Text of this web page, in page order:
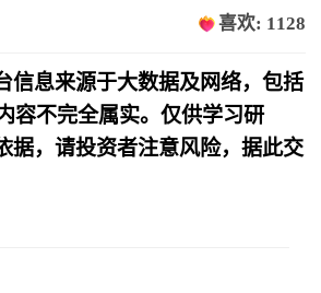
喜欢: 1128
信息来源于大数据及网络，包括
容不完全属实。仅供学习研
据，请投资者注意风险，据此交